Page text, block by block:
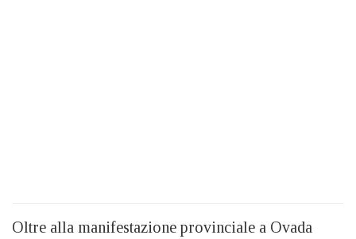
Oltre alla manifestazione provinciale a Ovada